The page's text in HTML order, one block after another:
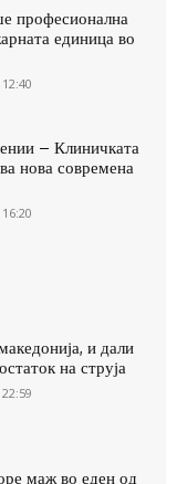
професионална
единица во
– Клиничката
нова современа
и дали
на струја
маж во еден од